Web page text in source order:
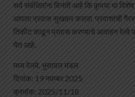
सर्व संबंधितांना विनंती आहे कि कृपया या
आपला प्रवास सुखकर करावा. प्रवाशांची
तिकीट काढून प्रवास करण्याचे आवाहन रेल्वे
येत आहे.
मध्य रेलवे, भुसावल मंडल
दिनांक: 19 नवम्बर 2025
क्रमांक: 2025/11/18